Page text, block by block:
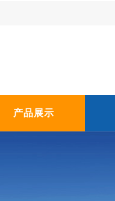
产品展示